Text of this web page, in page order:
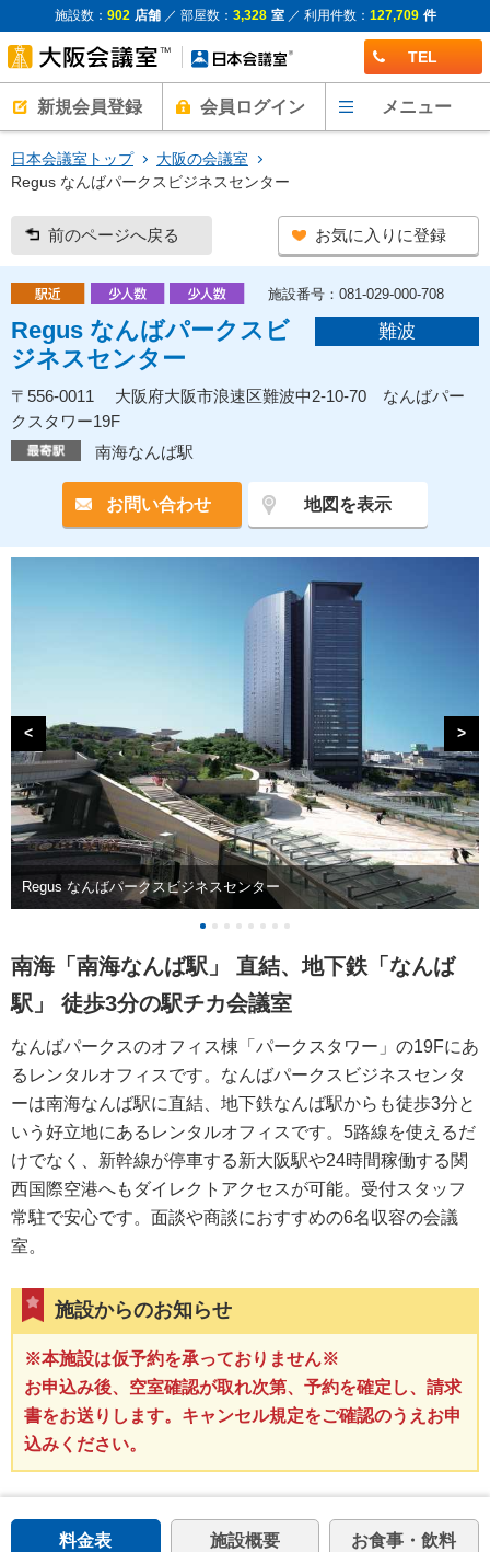
施設数： 902 店舗／ 部屋数： 3,328 室／ 利用件数： 127,709 件
TEL
新規会員登録 会員ログイン メニュー
日本会議室トップ
大阪の会議室
Regus なんばパークスビジネスセンター
前のページへ戻る お気に入りに登録
施設番号：081-029-000-708
Regus なんばパークスビ
ジネスセンター
難波
〒556-0011 大阪府大阪市浪速区難波中2-10-70 なんばパー
クスタワー19F
南海なんば駅
お問い合わせ 地図を表示
Regus なんばパークスビジネスセンター
< >
南海「南海なんば駅」 直結、地下鉄「なんば
駅」 徒歩3分の駅チカ会議室
なんばパークスのオフィス棟「パークスタワー」の19Fにあ
るレンタルオフィスです。なんばパークスビジネスセンタ
ーは南海なんば駅に直結、地下鉄なんば駅からも徒歩3分と
いう好立地にあるレンタルオフィスです。5路線を使えるだ
けでなく、新幹線が停車する新大阪駅や24時間稼働する関
西国際空港へもダイレクトアクセスが可能。受付スタッフ
常駐で安心です。面談や商談におすすめの6名収容の会議
室。
施設からのお知らせ
※本施設は仮予約を承っておりません※
お申込み後、空室確認が取れ次第、予約を確定し、請求
書をお送りします。キャンセル規定をご確認のうえお申
込みください。
料金表 施設概要 お食事・飲料